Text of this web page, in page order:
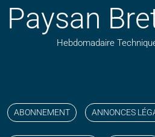
Paysan
Hebdomadaire
ABONNEMENT ANNONCES